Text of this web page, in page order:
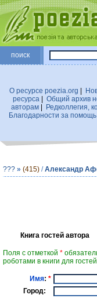
поиск
О ресурсе poezia.org
ресурса
Общий архив
авторам| Редколлегия,
Благодарности за
??? » (415) /Александр
Книга гостей автора
Поля с отметкой *
роботами в книги для гостей
Имя: *
Город: